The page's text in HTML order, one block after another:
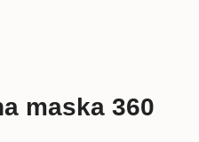
maska 360